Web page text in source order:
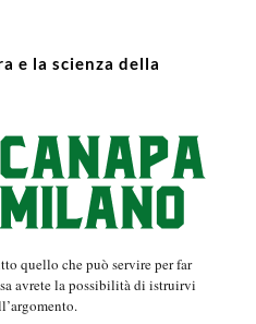
e la scienza della
quello che può servire per far
avrete la possibilità di istruirvi